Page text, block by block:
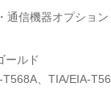
通信機器オプション
ールド
、TIA/EIA-